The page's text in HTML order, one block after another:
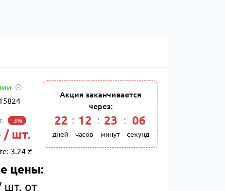
-3%
/ шт.
3.24 ₴
цены:
шт. от
Акция заканчивается
через:
22
дней
: 12
часов
: 23
минут
: 05
секунд